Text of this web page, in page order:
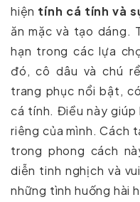
hiện tính cá tính và
ăn mặc và tạo dáng.
hạn trong các lựa
đó, cô dâu và chú
trang phục nổi bật,
cá tính. Điều này
riêng của mình. Cách
trong phong cách
diễn tinh nghịch và
những tình huống hài